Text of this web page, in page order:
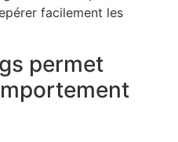
facilement les
permet